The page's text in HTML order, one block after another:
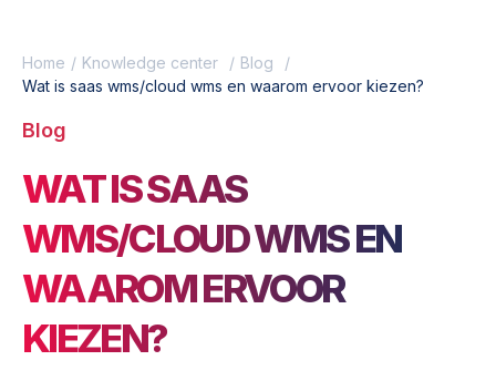
Home Knowledge center
Blog
Wat is saas wms/cloud wms en waarom ervoor kiezen?
Blog
WAT IS SAAS
WMS/CLOUD WMS EN
WAAROM ERVOOR
KIEZEN?